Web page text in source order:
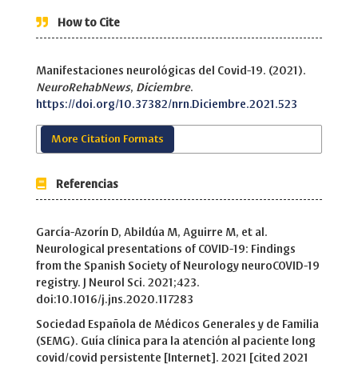
How to Cite
Manifestaciones neurológicas del Covid-19. (2021).
NeuroRehabNews, Diciembre.
https://doi.org/10.37382/nrn.Diciembre.2021.523
More Citation Formats
Referencias
García-Azorín D, Abildúa M, Aguirre M, et al.
Neurological presentations of COVID-19: Findings
from the Spanish Society of Neurology neuroCOVID-19
registry. J Neurol Sci. 2021;423.
doi:10.1016/j.jns.2020.117283
Sociedad Española de Médicos Generales y de Familia
(SEMG). Guía clínica para la atención al paciente long
covid/covid persistente [Internet]. 2021 [cited 2021